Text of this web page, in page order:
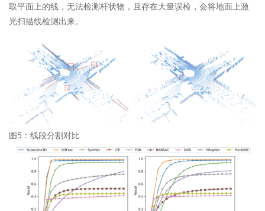
取平面上的线，无法检测杆状物，且存在大量误检，会将地面上激
光扫描线检测出来。
图5：线段分割对比